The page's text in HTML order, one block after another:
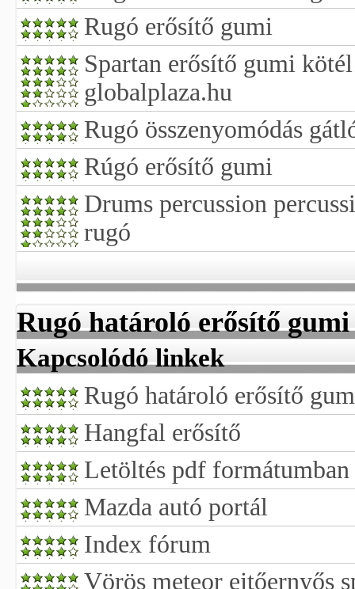
Rugó erősítő gumi
Spartan erősítő gumi
globalplaza.hu
Rugó összenyomódás
Rúgó erősítő gumi
Drums percussion
rugó
Rugó határoló erősítő gumi
Kapcsolódó linkek
Rugó határoló erősítő
Hangfal erősítő
Letöltés pdf formátumban
Mazda autó portál
Index fórum
Vörös meteor ejtőernyős